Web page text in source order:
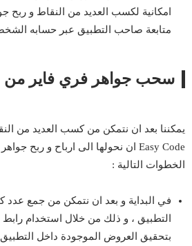
امكانية لكسب العديد من النقاط و ربح
متابعة صاحب التطبيق عبر حسابه
سحب جواهر فري فاير من
يمكننا بعد ان نتمكن من كسب العديد من
Easy Code ان نحولها الى ارباح و ربح جواهر
الخطوات التالية :
في البداية و بعد ان نتمكن من جمع عدد
التطبيق ، و ذلك من خلال استخدام رابط
بتحقيق العروض الموجودة داخل